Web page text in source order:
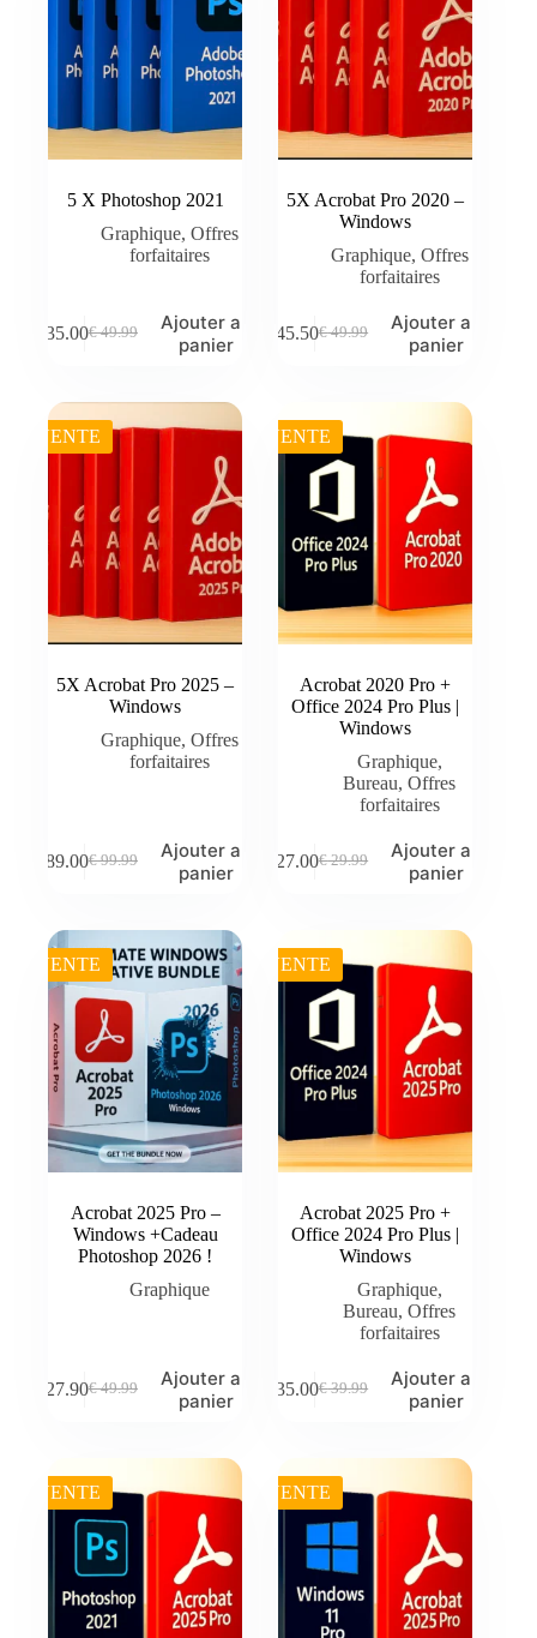
5 X Photoshop 2021
Graphique, Offres
forfaitaires
€49.99
Le
était :
€ 49.99.
35.00Le
est :
€ 35.00.
Ajouter au
panier
5X Acrobat Pro 2020 –
Windows
Graphique, Offres
forfaitaires
€49.99
Le
€ 49.99.
45.50Le
€ 45.50.
Ajouter au
panier
VENTE
5X Acrobat Pro 2025 –
Windows
Graphique, Offres
forfaitaires
€99.99
Le
était :
€ 99.99.
89.00Le
est :
€ 89.00.
Ajouter au
panier
VENTE
Acrobat 2020 Pro +
Office 2024 Pro Plus |
Windows
Graphique,
Bureau,Offres
forfaitaires
€29.99
Le
€ 29.99.
27.00Le
€ 27.00.
Ajouter au
panier
VENTE
Acrobat 2025 Pro –
Windows +Cadeau
Photoshop 2026 !
Graphique
€49.99
Le
€ 49.99.
27.90Le
€ 27.90.
Ajouter au
panier
VENTE
Acrobat 2025 Pro +
Office 2024 Pro Plus |
Windows
Graphique,
Bureau,Offres
forfaitaires
€39.99
Le
€ 39.99.
35.00Le
€ 35.00.
Ajouter au
panier
VENTE VENTE